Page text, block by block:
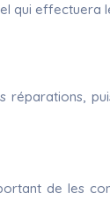
qui effectuera
de les